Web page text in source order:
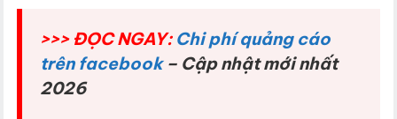
>>> ĐỌC NGAY: Chi phí quảng cáo
trên facebook– Cập nhật mới nhất
2026